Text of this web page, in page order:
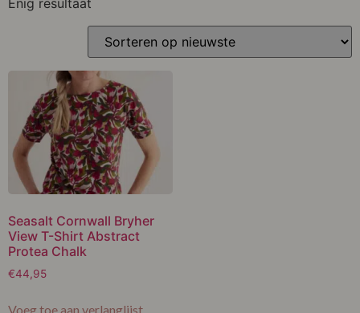
Enig resultaat
Seasalt Cornwall Bryher
View T-Shirt Abstract
Protea Chalk
€44,95
Voeg toe aan verlanglijst